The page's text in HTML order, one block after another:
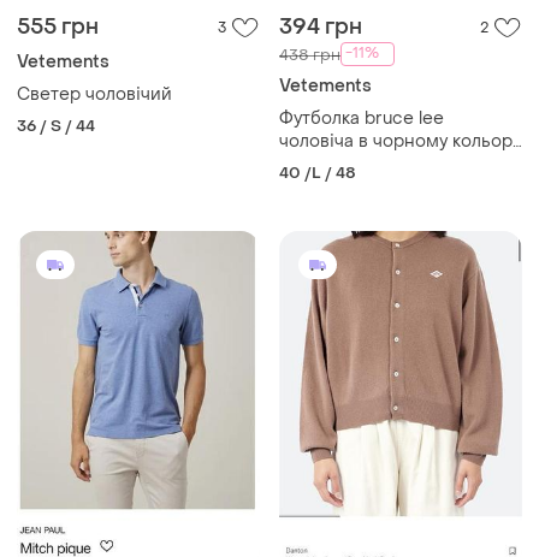
555 грн 3
Vetements
Светер чоловічий
36 / S / 44
394 грн 2
438 грн -11%
Vetements
Футболка bruce lee
чоловіча в чорному кольорі
розмір l
40 /L / 48